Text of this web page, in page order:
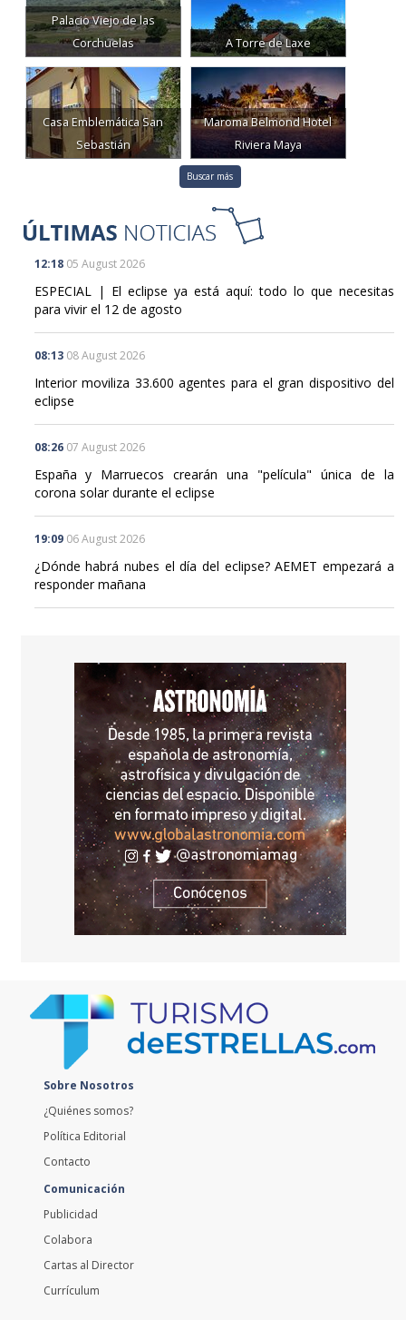
Corchuelas
A Torre de Laxe
Casa Emblemática San
Sebastián
Maroma Belmond Hotel
Riviera Maya
Buscar más
12:18 05 August 2026
ESPECIAL | El eclipse ya está aquí: todo lo que necesitas
para vivir el 12 de agosto
08:13
Interior moviliza 33.600 agentes para el gran dispositivo del
08:26
España y Marruecos crearán una "película" única de la
corona solar durante el eclipse
¿Dónde habrá nubes el día del eclipse? AEMET empezará a
responder mañana
Sobre Nosotros
¿Quiénes somos?
Política Editorial
Contacto
Comunicación
Publicidad
Colabora
Cartas al Director
Currículum